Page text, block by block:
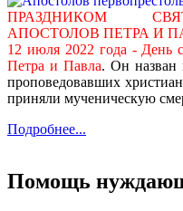
ПРАЗДНИКОМ
АПОСТОЛОВ ПЕТРА И
12 июля 2022 года - День
Петра и Павла. Он назван
проповедовавших
приняли мученическую
Подробнее...
Помощь